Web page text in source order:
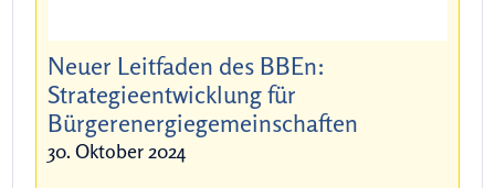
Neuer Leitfaden des BBEn:
Strategieentwicklung für
Bürgerenergiegemeinschaften
30. Oktober 2024